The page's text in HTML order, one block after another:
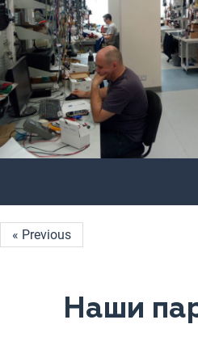
« Previous
Наши